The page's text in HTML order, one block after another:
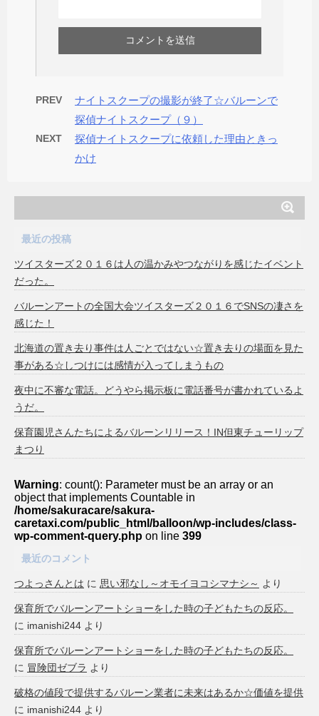
PREV
ナイトスクープの撮影が終了☆バルーンで
探偵ナイトスクープ（９）
NEXT
探偵ナイトスクープに依頼した理由ときっ
かけ
最近の投稿
ツイスターズ２０１６は人の温かみやつながりを感じたイベント
だった。
バルーンアートの全国大会ツイスターズ２０１６でSNSの凄さを
感じた！
北海道の置き去り事件は人ごとではない☆置き去りの場面を見た
事がある☆しつけには感情が入ってしまうもの
夜中に不審な電話。どうやら掲示板に電話番号が書かれているよ
うだ。
保育園児さんたちによるバルーンリリース！IN但東チューリップ
まつり
Warning: count(): Parameter must be an array or an
object that implements Countable in
/home/sakuracare/sakura-
caretaxi.com/public_html/balloon/wp-includes/class-
wp-comment-query.php on line 399
最近のコメント
つよっさんとは に 思い邪なし～オモイヨコシマナシ～ より
保育所でバルーンアートショーをした時の子どもたちの反応。
に imanishi244 より
保育所でバルーンアートショーをした時の子どもたちの反応。
に 冒険団ゼブラ より
破格の値段で提供するバルーン業者に未来はあるか☆価値を提供
に imanishi244 より